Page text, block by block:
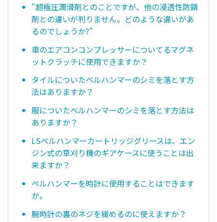
"超極圧潤滑剤とのことですが、他の浸透性防錆
剤との違いが判りません。どのような違いがあ
るのでしょうか?"
車のエアコンコンプレッサーについてるマグネ
ットクラッチに使用できますか？
タイルについたベルハンマーのシミを落とす方
法はありますか？
服についたベルハンマーのシミを落とす方法は
ありますか？
LSベルハンマーカートリッジグリースは、エン
ジン式の草刈り機のギアケースに使うことは出
来ますか？
ベルハンマーを時計に使用することはできます
か。
腕時計の裏のネジを緩めるのに使えますか？